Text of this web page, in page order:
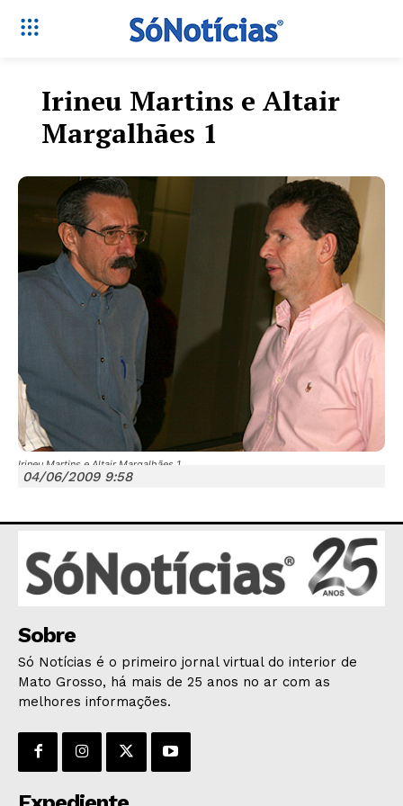
Só Notícias
POLÍCIA
ESPORTES
ECONOMIA
OPINIÃO
Irineu Martins e Altair
Margalhães 1
Irineu Martins e Altair Margalhães 1
04/06/2009 9:58
Sobre
Só Notícias é o primeiro jornal virtual do interior de
Mato Grosso, há mais de 25 anos no ar com as
melhores informações.